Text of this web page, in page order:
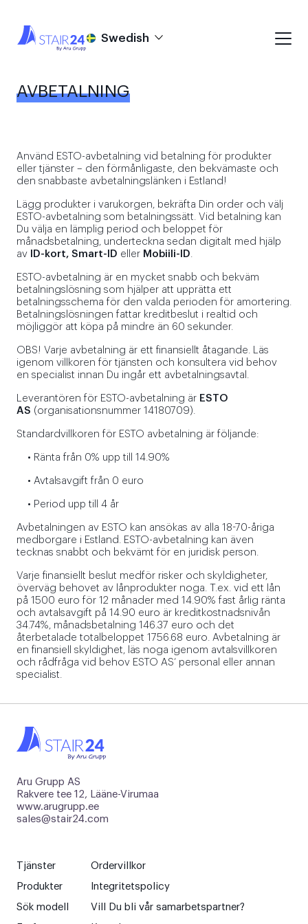
Swedish
AVBETALNING
Använd ESTO-avbetalning vid betalning för produkter
eller tjänster – den förmånligaste, den bekvämaste och
den snabbaste avbetalningslänken i Estland!
Lägg produkter i varukorgen, bekräfta Din order och välj
ESTO-avbetalning som betalningssätt. Vid betalning kan
Du välja en lämplig period och beloppet för
månadsbetalning, underteckna sedan digitalt med hjälp
av
ID-kort, Smart-ID eller Mobiili-ID.
ESTO-avbetalning är en mycket snabb och bekväm
betalningslösning som hjälper att upprätta ett
betalningsschema för den valda perioden för amortering.
Betalningslösningen fattar kreditbeslut i realtid och
möjliggör att köpa på mindre än 60 sekunder.
OBS! Varje avbetalning är ett finansiellt åtagande. Läs
igenom villkoren för tjänsten och konsultera vid behov
en specialist innan Du ingår ett avbetalningsavtal.
Leverantören för ESTO-avbetalning är ESTO
AS (organisationsnummer 14180709).
Standardvillkoren för ESTO avbetalning är följande:
• Ränta från 0% upp till 14.90%
• Avtalsavgift från 0 euro
• Period upp till 4 år
Avbetalningen av ESTO kan ansökas av alla 18-70-åriga
medborgare i Estland. ESTO-avbetalning kan även
tecknas snabbt och bekvämt för en juridisk person.
Varje finansiellt beslut medför risker och skyldigheter,
överväg behovet av lånprodukter noga. T.ex. vid ett lån
på 1500 euro för 12 månader med 14.90% fast årlig ränta
och avtalsavgift på 14.90 euro är kreditkostnadsnivån
34.74%, månadsbetalning 146.37 euro och det
återbetalade totalbeloppet 1756.68 euro. Avbetalning är
en finansiell skyldighet, läs noga igenom avtalsvillkoren
och rådfråga vid behov ESTO AS’ personal eller annan
specialist.
Aru Grupp AS
Rakvere tee 12, Lääne-Virumaa
www.arugrupp.ee
sales@stair24.com
Tjänster
Produkter
Sök modell
Ordervillkor
Integritetspolicy
Vill Du bli vår samarbetspartner?